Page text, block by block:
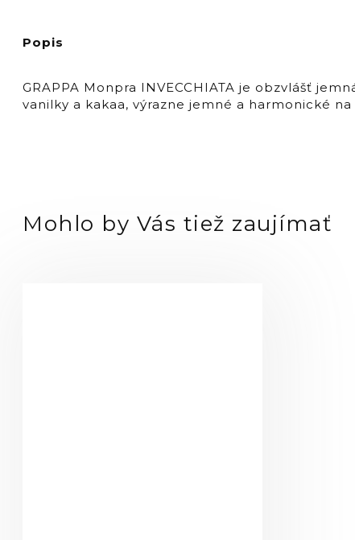
INVECCHIATA
Popis
GRAPPA Monpra INVECCHIATA je obzvlášť
vanilky a kakaa, výrazne jemné a harmonické
Mohlo by Vás tiež zaujímať